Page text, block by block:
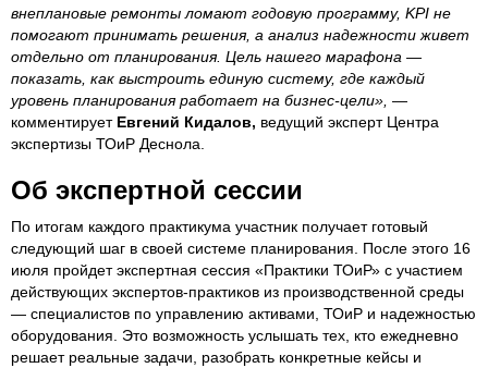
внеплановые ремонты ломают годовую программу, KPI не
помогают принимать решения, а анализ надежности живет
отдельно от планирования. Цель нашего марафона —
показать, как выстроить единую систему, где каждый
уровень планирования работает на бизнес-цели», —
комментирует Евгений Кидалов, ведущий эксперт Центра
экспертизы ТОиР Деснола.
Об экспертной сессии
По итогам каждого практикума участник получает готовый
следующий шаг в своей системе планирования. После этого 16
июля пройдет экспертная сессия «Практики ТОиР» с участием
действующих экспертов-практиков из производственной среды
— специалистов по управлению активами, ТОиР и надежностью
оборудования. Это возможность услышать тех, кто ежедневно
решает реальные задачи, разобрать конкретные кейсы и